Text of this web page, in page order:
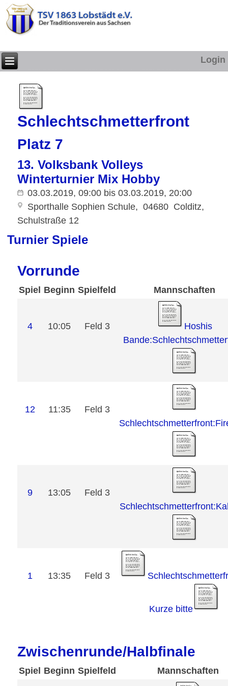
Login
Schlechtschmetterfront
Platz 7
13. Volksbank Volleys
Winterturnier Mix Hobby
03.03.2019, 09:00 bis03.03.2019, 20:00
Sporthalle Sophien Schule
04680 Colditz
Schulstraße 12
Turnier Spiele
Vorrunde
Spiel Beginn Spielfeld Mannschaften
4 10:05 Feld 3
Hoshis
12 11:35
Feld 3
9 13:05
Feld 3
1 13:35 Feld 3
Kurze bitte
Zwischenrunde/Halbfinale
Spiel Beginn Spielfeld Mannschaften